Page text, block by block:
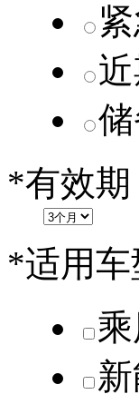
*有效期
*适用车